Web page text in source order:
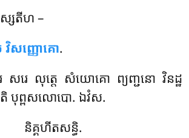
សេតីហ –
វិសញ្ញោគោ.
សរេ លុត្តេ សំយោគោ ព្យញ្ជនោ វិនដ្ឋ
បុព្ពសលោបោ. ឯវំស.
និគ្គហីតសន្ធិ.